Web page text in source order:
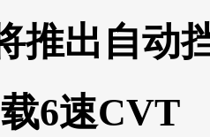
推出自动
载6速CVT